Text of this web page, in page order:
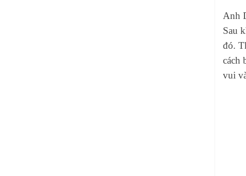
Anh
Sau
đó.
cách
vui